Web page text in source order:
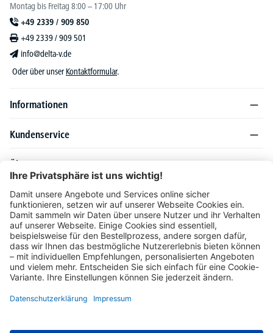
Montag bis Freitag 8:00 – 17:00 Uhr
+49 2339 / 909 850
+49 2339 / 909 501
info@delta-v.de
Oder über unser Kontaktformular.
Informationen
Kundenservice
Über DELTA-V
Produktsortiment
Ratgeber
Folgen Sie uns auch auf
Unser Angebot richtet sich ausschließlich an Industrie, Handel, Gewerbe und